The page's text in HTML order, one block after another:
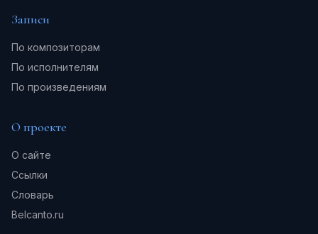
Записи
По композиторам
По исполнителям
По произведениям
О проекте
О сайте
Ссылки
Словарь
Belcanto.ru